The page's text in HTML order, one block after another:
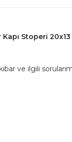
Stoperi
ve ilgili